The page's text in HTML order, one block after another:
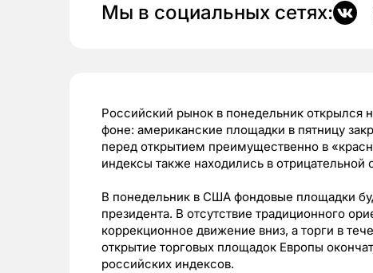
Мы в социальных сетях:
Российский рынок в понедельник открылся
фоне: американские площадки в пятницу
перед открытием преимущественно в
индексы также находились в отрицательной
В понедельник в США фондовые площадки
президента. В отсутствие традиционного
коррекционное движение вниз, а торги в
открытие торговых площадок Европы
российских индексов.